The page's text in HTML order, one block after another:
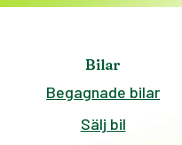
Bilar
Begagnade bilar
Sälj bil